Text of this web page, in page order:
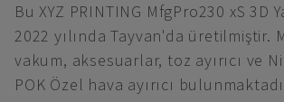
Bu XYZ PRINTING MfgPro230 xS 3D
2022 yılında Tayvan'da üretilmiştir.
vakum, aksesuarlar, toz ayırıcı ve
POK Özel hava ayırıcı